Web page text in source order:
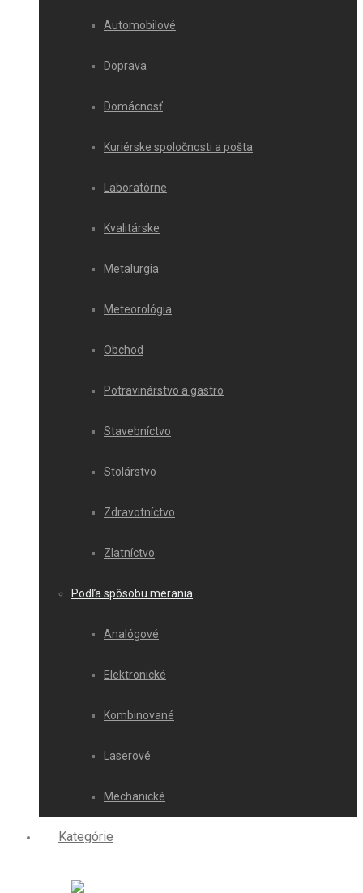
Automobilové
Doprava
Domácnosť
Kuriérske spoločnosti a pošta
Laboratórne
Kvalitárske
Metalurgia
Meteorológia
Obchod
Potravinárstvo a gastro
Stavebníctvo
Stolárstvo
Zdravotníctvo
Zlatníctvo
Podľa spôsobu merania
Analógové
Elektronické
Kombinované
Laserové
Mechanické
Kategórie